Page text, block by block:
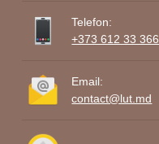
Telefon:
+373 612 33 366
Email:
contact@lut.md